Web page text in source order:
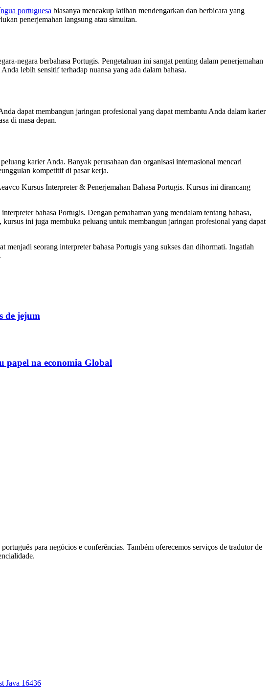
portuguesa biasanya mencakup latihan mendengarkan dan berbicara yang
penerjemahan langsung atau simultan.
negara berbahasa Portugis. Pengetahuan ini sangat penting dalam penerjemahan
lebih sensitif terhadap nuansa yang ada dalam bahasa.
dapat membangun jaringan profesional yang dapat membantu Anda dalam karier
di masa depan.
karier Anda. Banyak perusahaan dan organisasi internasional mencari
kompetitif di pasar kerja.
Kursus Interpreter & Penerjemahan Bahasa Portugis. Kursus ini dirancang
bahasa Portugis. Dengan pemahaman yang mendalam tentang bahasa,
ini juga membuka peluang untuk membangun jaringan profesional yang dapat
seorang interpreter bahasa Portugis yang sukses dan dihormati. Ingatlah
de jejum
papel na economia Global
para negócios e conferências. Também oferecemos serviços de tradutor de
Java 16436